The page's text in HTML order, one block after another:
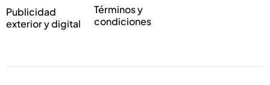
Publicidad
exterior y digital
Términos y
condiciones